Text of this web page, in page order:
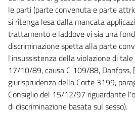
le parti (parte convenuta e parte
si ritenga lesa dalla mancata
trattamento e laddove vi sia una
discriminazione spetta alla parte
l'insussistenza della violazione di
17/10/89, causa C 109/88,
giurisprudenza della Corte 3199,
Consiglio del 15/12/97 riguardante
di discriminazione basata sul sesso).